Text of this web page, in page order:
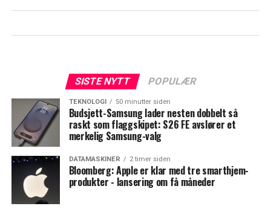
SISTE NYTT POPULÆR
TEKNOLOGI 50 minutter siden
Budsjett-Samsung lader nesten dobbelt så
raskt som flaggskipet: S26 FE avslører et
merkelig Samsung-valg
DATAMASKINER 2 timer siden
Bloomberg: Apple er klar med tre smarthjem-
produkter - lansering om få måneder